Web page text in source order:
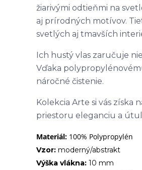
žiarivými odtieňmi na
aj prírodných motívov.
svetlých aj tmavších
Ich hustý vlas zaručuje
Vďaka
náročné čistenie.
Kolekcia Arte si vás získa
priestoru eleganciu a
Materiál: 100% Polypropylén
Vzor: moderný/abstrakt
Výška vlákna: 10 mm